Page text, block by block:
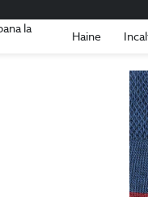
la
Haine